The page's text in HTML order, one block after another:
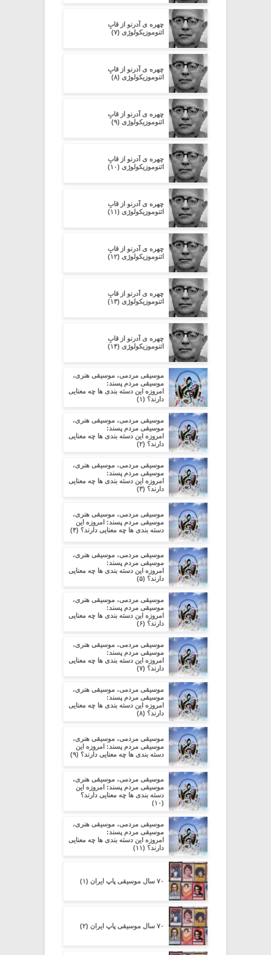
چهره ی آدرنو از قابِ
اتنوموزیکولوژی (۷)
چهره ی آدرنو از قابِ
اتنوموزیکولوژی (۸)
چهره ی آدرنو از قابِ
اتنوموزیکولوژی (۹)
چهره ی آدرنو از قابِ
اتنوموزیکولوژی (۱۰)
چهره ی آدرنو از قابِ
اتنوموزیکولوژی (۱۱)
چهره ی آدرنو از قابِ
اتنوموزیکولوژی (۱۲)
چهره ی آدرنو از قابِ
اتنوموزیکولوژی (۱۳)
چهره ی آدرنو از قابِ
اتنوموزیکولوژی (۱۴)
موسیقی مردمی، موسیقی هنری،
موسیقی مردم پسند:
امروزه این دسته بندی ها چه معنایی
دارند؟ (۱)
موسیقی مردمی، موسیقی هنری،
موسیقی مردم پسند:
امروزه این دسته بندی ها چه معنایی
دارند؟ (۲)
موسیقی مردمی، موسیقی هنری،
موسیقی مردم پسند:
امروزه این دسته بندی ها چه معنایی
دارند؟ (۳)
موسیقی مردمی، موسیقی هنری،
موسیقی مردم پسند: امروزه این
دسته بندی ها چه معنایی دارند؟ (۴)
موسیقی مردمی، موسیقی هنری،
موسیقی مردم پسند:
امروزه این دسته بندی ها چه معنایی
دارند؟ (۵)
موسیقی مردمی، موسیقی هنری،
موسیقی مردم پسند:
امروزه این دسته بندی ها چه معنایی
دارند؟ (۶)
موسیقی مردمی، موسیقی هنری،
موسیقی مردم پسند:
امروزه این دسته بندی ها چه معنایی
دارند؟ (۷)
موسیقی مردمی، موسیقی هنری،
موسیقی مردم پسند:
امروزه این دسته بندی ها چه معنایی
دارند؟ (۸)
موسیقی مردمی، موسیقی هنری،
موسیقی مردم پسند: امروزه این
دسته بندی ها چه معنایی دارند؟ (۹)
موسیقی مردمی، موسیقی هنری،
موسیقی مردم پسند: امروزه این
دسته بندی ها چه معنایی دارند؟
(۱۰)
موسیقی مردمی، موسیقی هنری،
موسیقی مردم پسند:
امروزه این دسته بندی ها چه معنایی
دارند؟ (۱۱)
۷۰ سال موسیقی پاپ ایران (۱)
۷۰ سال موسیقی پاپ ایران (۲)